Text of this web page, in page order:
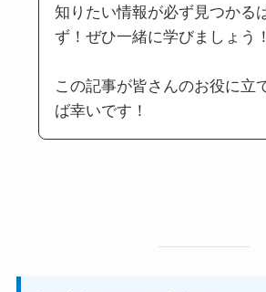
知りたい情報が必ず見つかる
ず！ぜひ一緒に学びましょう！
この記事が皆さんのお役に立
ば幸いです！